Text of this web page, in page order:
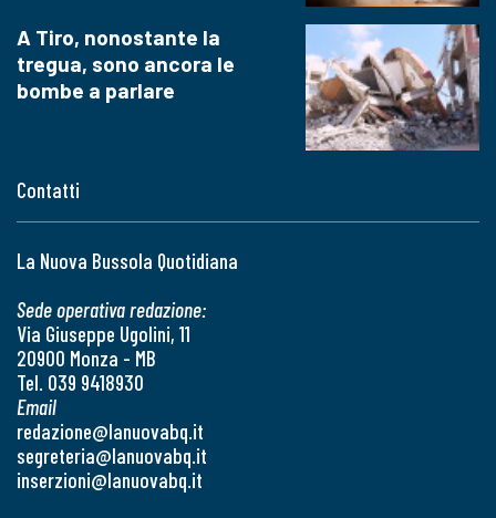
Contatti
La Nuova Bussola Quotidiana
Sede operativa redazione:
Via Giuseppe Ugolini, 11
20900 Monza - MB
Tel. 039 9418930
Email
redazione@lanuovabq.it
segreteria@lanuovabq.it
inserzioni@lanuovabq.it
A Tiro, nonostante la
tregua, sono ancora le
bombe a parlare